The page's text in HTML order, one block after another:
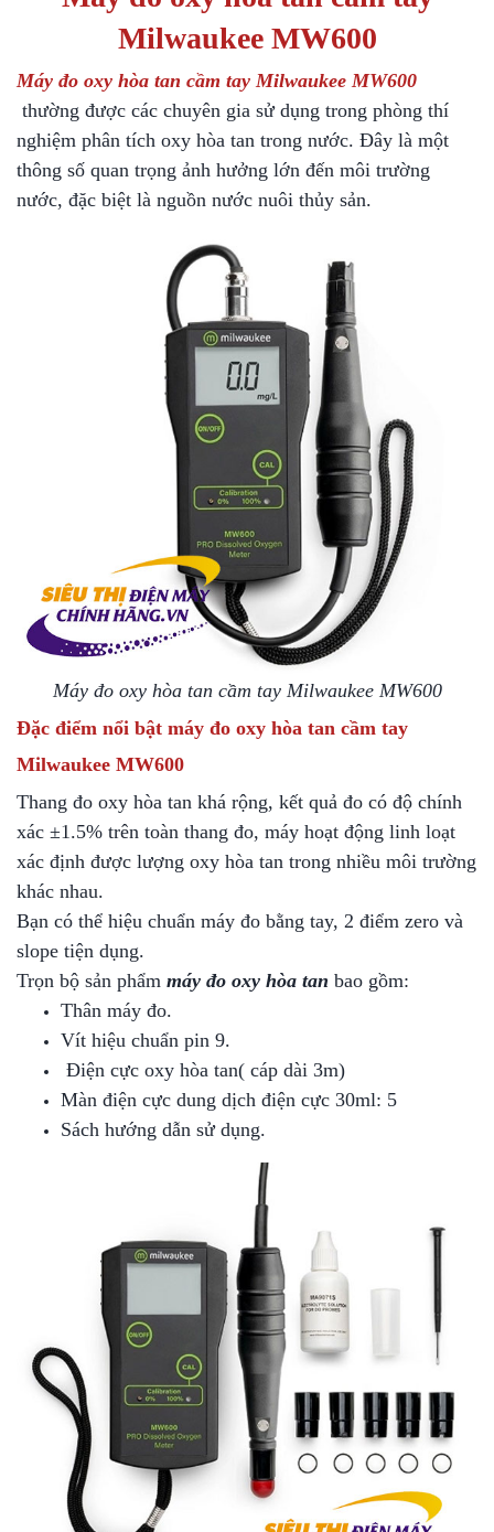
Milwaukee MW600
Máy đo oxy hòa tan cầm tay Milwaukee MW600
thường được các chuyên gia sử dụng trong phòng thí
nghiệm phân tích oxy hòa tan trong nước. Đây là một
thông số quan trọng ảnh hưởng lớn đến môi trường
nước, đặc biệt là nguồn nước nuôi thủy sản.
Máy đo oxy hòa tan cầm tay Milwaukee MW600
Đặc điểm nổi bật máy đo oxy hòa tan cầm tay
Milwaukee MW600
Thang đo oxy hòa tan khá rộng, kết quả đo có độ chính
xác ±1.5% trên toàn thang đo, máy hoạt động linh loạt
xác định được lượng oxy hòa tan trong nhiều môi trường
khác nhau.
Bạn có thể hiệu chuẩn máy đo bằng tay, 2 điểm zero và
slope tiện dụng.
Trọn bộ sản phẩm máy đo oxy hòa tan bao gồm:
Thân máy đo.
Vít hiệu chuẩn pin 9.
Điện cực oxy hòa tan( cáp dài 3m)
Màn điện cực dung dịch điện cực 30ml: 5
Sách hướng dẫn sử dụng.